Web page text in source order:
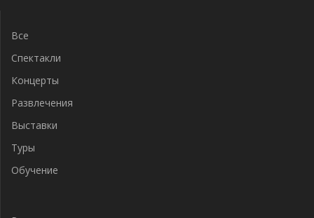
записям
Все
Спектакли
Концерты
Развлечения
Выставки
Туры
Обучение